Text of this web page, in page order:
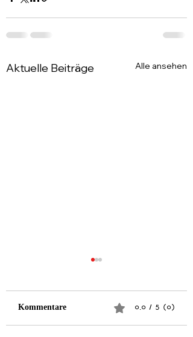
Aktuelle Beiträge Alle ansehen
Kommentare 0.0 / 5 (0)